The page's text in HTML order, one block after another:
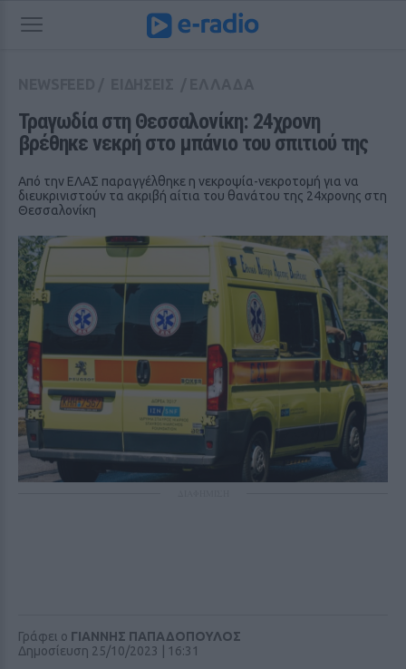
Τραγωδία στη Θεσσαλονίκη: 24χρονη
βρέθηκε νεκρή στο μπάνιο του σπιτιού της
Από την ΕΛΑΣ παραγγέλθηκε η νεκροψία-νεκροτομή για να
διευκρινιστούν τα ακριβή αίτια του θανάτου της 24χρονης στη
Θεσσαλονίκη
Γράφει ο ΓΙΑΝΝΗΣ ΠΑΠΑΔΟΠΟΥΛΟΣ
Δημοσίευση 25/10/2023 | 16:31